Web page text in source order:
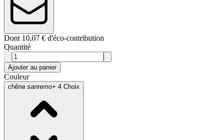
Dont 10,07 € d'éco-contribution
Quantité
Ajouter au panier
Couleur
chêne sanremo+ 4 Choix